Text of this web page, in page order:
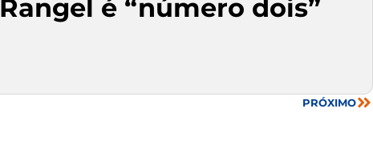
é “número dois”
PRÓXIMO